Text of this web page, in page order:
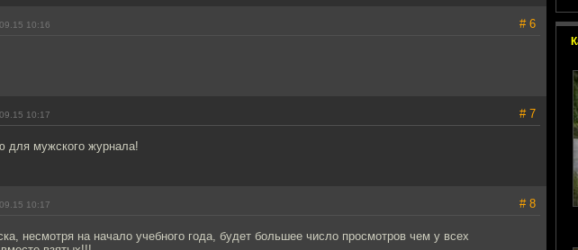
10:16 # 6
10:17 # 7
для мужского журнала!
10:17 # 8
несмотря на начало учебного года, будет большее число просмотров чем у всех